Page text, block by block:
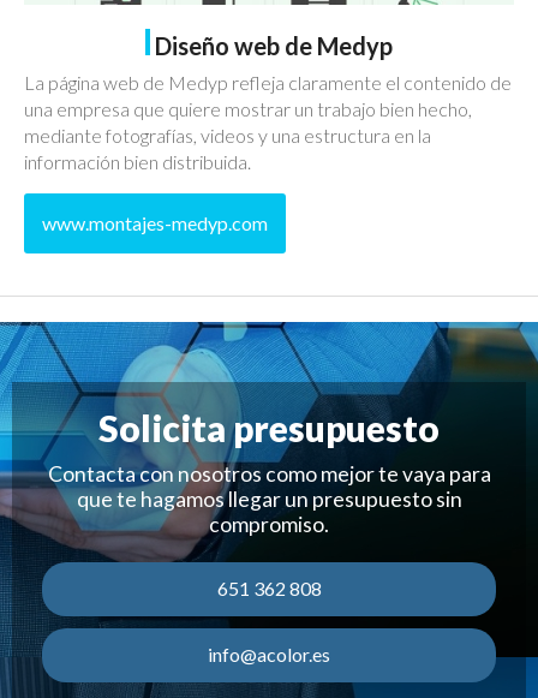
Diseño web de Medyp
La página web de Medyp refleja claramente el contenido de
una empresa que quiere mostrar un trabajo bien hecho,
mediante fotografías, videos y una estructura en la
información bien distribuida.
www.montajes-medyp.com
Solicita presupuesto
Contacta con nosotros como mejor te vaya para
que te hagamos llegar un presupuesto sin
compromiso.
651 362 808
info@acolor.es